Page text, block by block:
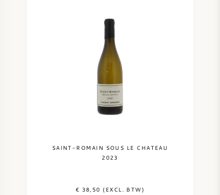
SAINT-ROMAIN SOUS LE CHATEAU
2023
€ 38,50 (EXCL. BTW)